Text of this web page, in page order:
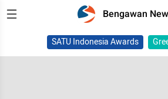
Bengawan
SATU Indonesia Awards